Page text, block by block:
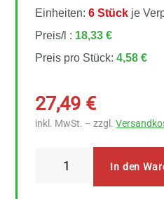
Einheiten:6 Stück je
Preis/l : 18,33 €
Preis pro Stück:4,58 €
27,49 €
inkl. MwSt. – zzgl.
In den